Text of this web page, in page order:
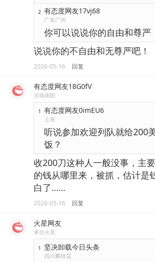
2 有态度网友17vj68
广东广州
你可以说说你的自由和尊严
说说你的不自由和无尊严吧！
2026-05-16 回复
有态度网友18G0fV
河南南阳
1 有态度网友0imEU6
上海
听说参加欢迎列队就给200
饭？
收200刀这种人一般没事，主
的钱从哪里来，被抓，估计是
白了……
2026-05-16 回复
火星网友
来自火星
1 坚决卸载今日头条
四川攀枝花